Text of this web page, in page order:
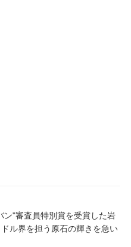
ン"審査員特別賞を受賞した岩
ル界を担う原石の輝きを急い